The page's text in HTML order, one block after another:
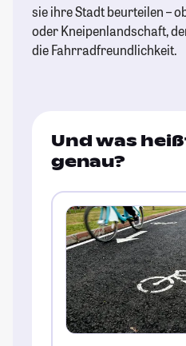
sie ihre Stadt beurteilen –
oder Kneipenlandschaft,
die Fahrradfreundlichkeit.
Und was
genau?